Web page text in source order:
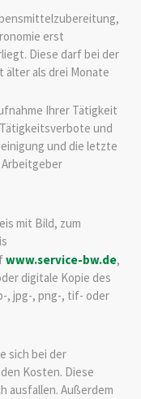
erst
Diese darf bei der
älter als drei Monate
Ihrer Tätigkeit
und
und die letzte
mit Bild, zum
www.service-bw.de,
digitale Kopie des
, jpg-, png-, tif- oder
sich bei der
Kosten. Diese
ausfallen. Außerdem